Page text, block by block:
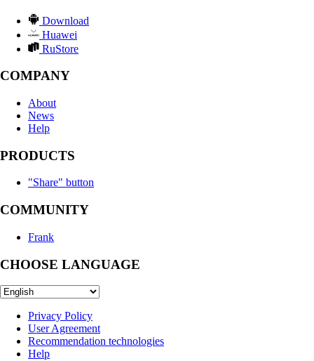
Download
Huawei
RuStore
COMPANY
About
News
Help
PRODUCTS
"Share" button
COMMUNITY
Frank
CHOOSE LANGUAGE
Privacy Policy
User Agreement
Recommendation technologies
Help